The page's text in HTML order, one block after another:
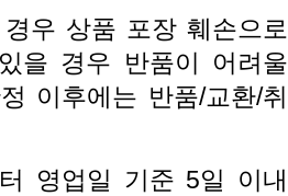
우 상품 포장 훼손으로
을 경우 반품이 어려울
이후에는 반품/교환/취
영업일 기준 5일 이내